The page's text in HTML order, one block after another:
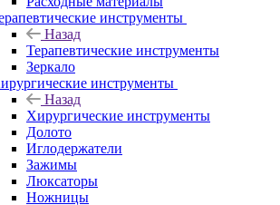
инструменты
Назад
Терапевтические инструменты
Зеркало
инструменты
Назад
Хирургические инструменты
Долото
Иглодержатели
Зажимы
Люксаторы
Ножницы